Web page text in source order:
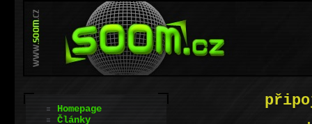
Homepage
Články